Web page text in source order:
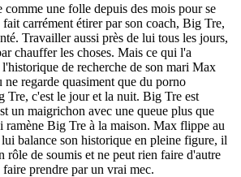
une folle depuis des mois pour se
fait carrément étirer par son coach, Big Tre,
Travailler aussi près de lui tous les jours,
chauffer les choses. Mais ce qui l'a
de recherche de son mari Max
regarde quasiment que du porno
Tre, c'est le jour et la nuit. Big Tre est
un maigrichon avec une queue plus que
ramène Big Tre à la maison. Max flippe au
balance son historique en pleine figure, il
rôle de soumis et ne peut rien faire d'autre
faire prendre par un vrai mec.